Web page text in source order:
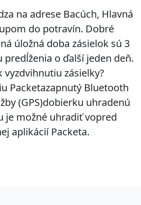
na adrese Bacúch, Hlavná
do potravín. Dobré
úložná doba zásielok sú 3
o ďalší jeden deň.
vyzdvihnutiu zásielky?
Packetazapnutý Bluetooth
(GPS)dobierku uhradenú
je možné uhradiť vopred
aplikácií Packeta.